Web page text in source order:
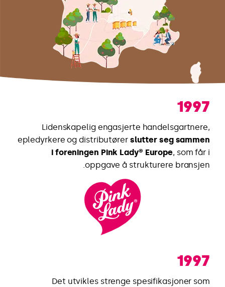
1997
Lidenskapelig engasjerte handelsgartnere,
epledyrkere og distributører slutter seg sammen
i foreningen Pink Lady® Europe, som får i
oppgave å strukturere bransjen.
1997
Det utvikles strenge spesifikasjoner som